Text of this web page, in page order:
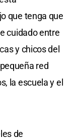
que tenga que
cuidado entre
y chicos del
red
la escuela y el
de